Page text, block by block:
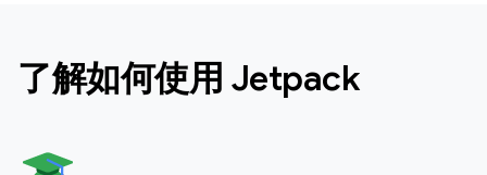
了解如何使用 Jetpack